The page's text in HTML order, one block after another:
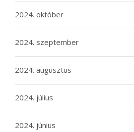
2024. október
2024. szeptember
2024. augusztus
2024. július
2024. június